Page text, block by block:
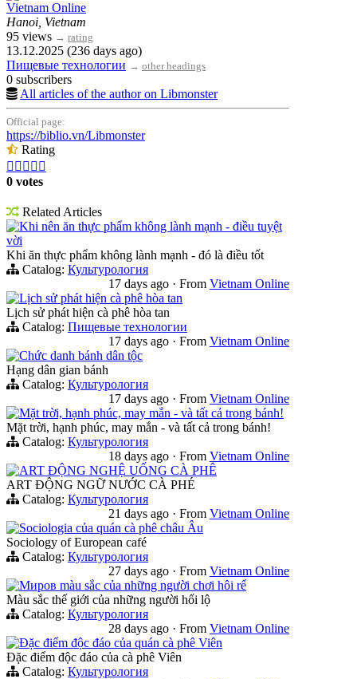
Vietnam Online
Hanoi, Vietnam
95 views → rating
13.12.2025 (236 days ago)
Пищевые технологии → other headings
0 subscribers
All articles of the author on Libmonster
Official page:
https://biblio.vn/Libmonster
Rating
    
0 votes
Related Articles
Khi nên ăn thực phẩm không lành mạnh - điều tuyệt
vời
Khi ăn thực phẩm không lành mạnh - đó là điều tốt
Catalog: Культурология
17 days ago · From Vietnam Online
Lịch sử phát hiện cà phê hòa tan
Lịch sử phát hiện cà phê hòa tan
Catalog: Пищевые технологии
17 days ago · From Vietnam Online
Chức danh bánh dân tộc
Hạng dân gian bánh
Catalog: Культурология
17 days ago · From Vietnam Online
Mặt trời, hạnh phúc, may mắn - và tất cả trong bánh!
Mặt trời, hạnh phúc, may mắn - và tất cả trong bánh!
Catalog: Культурология
18 days ago · From Vietnam Online
ART ĐỘNG NGHỆ UỐNG CÀ PHÊ
ART ĐỘNG NGỮ NƯỚC CÀ PHÉ
Catalog: Культурология
21 days ago · From Vietnam Online
Sociologia của quán cà phê châu Âu
Sociology of European café
Catalog: Культурология
27 days ago · From Vietnam Online
Mиров màu sắc của những người chơi hôi rể
Màu sắc thế giới của những người hối lộ
Catalog: Культурология
28 days ago · From Vietnam Online
Đặc điểm độc đáo của quán cà phê Viên
Đặc điểm độc đáo của cà phê Viên
Catalog: Культурология